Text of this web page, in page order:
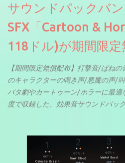
サウンドパックバ
SFX「Cartoon &
118ドル)が期間限定
【期間限定無償配布】打撃音/ばね
のキャラクターの鳴き声/悪魔の声/
バタ劇やカートゥーン/ホラーに最適
度で収録した、効果音サウンドパッ